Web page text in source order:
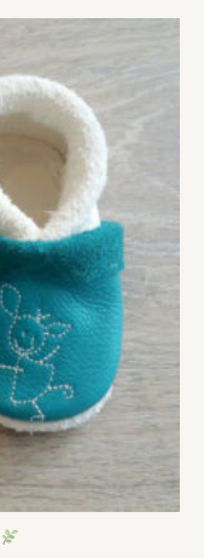
prix :
41,00 €
à
54,00 €